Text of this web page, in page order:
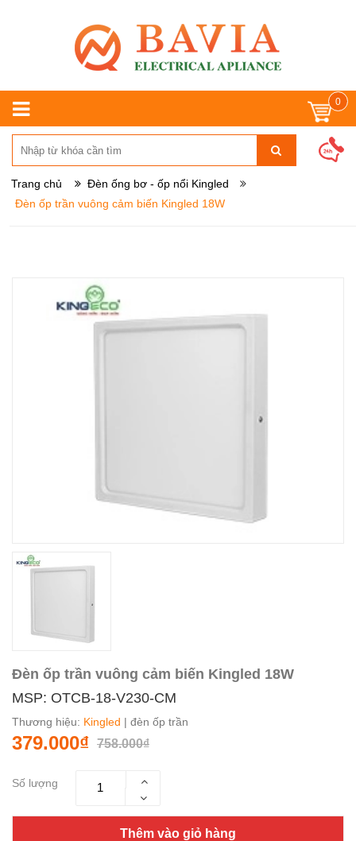
0
Trang chủ
Đèn ống bơ - ốp nổi Kingled
Đèn ốp trần vuông cảm biến Kingled 18W
Đèn ốp trần vuông cảm biến Kingled 18W
MSP: OTCB-18-V230-CM
Thương hiệu: Kingled | đèn ốp trần
379.000₫ 758.000₫
Số lượng
Thêm vào giỏ hàng